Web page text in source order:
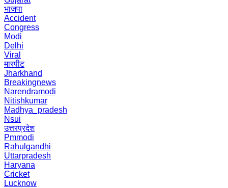
भाजपा
Accident
Congress
Modi
Delhi
Viral
मारपीट
Jharkhand
Breakingnews
Narendramodi
Nitishkumar
Madhya_pradesh
Nsui
उत्तरप्रदेश
Pmmodi
Rahulgandhi
Uttarpradesh
Haryana
Cricket
Lucknow